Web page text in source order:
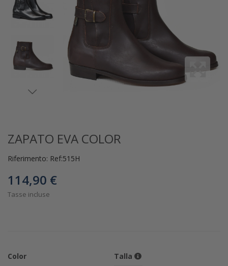
ZAPATO EVA COLOR
Riferimento: Ref:515H
114,90 €
Tasse incluse
Color Talla